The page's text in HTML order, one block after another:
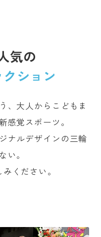
気の
ション
、大人からこどもま
感覚スポーツ。
ナルデザインの三輪
い。
ください。